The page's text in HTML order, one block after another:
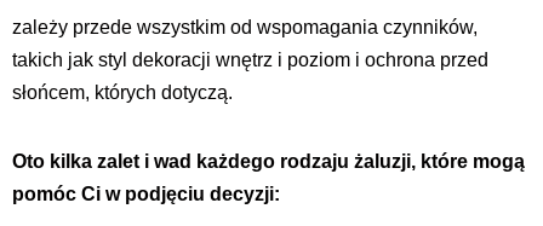
zależy przede wszystkim od wspomagania czynników,
takich jak styl dekoracji wnętrz i poziom i ochrona przed
słońcem, których dotyczą.
Oto kilka zalet i wad każdego rodzaju żaluzji, które mogą
pomóc Ci w podjęciu decyzji: